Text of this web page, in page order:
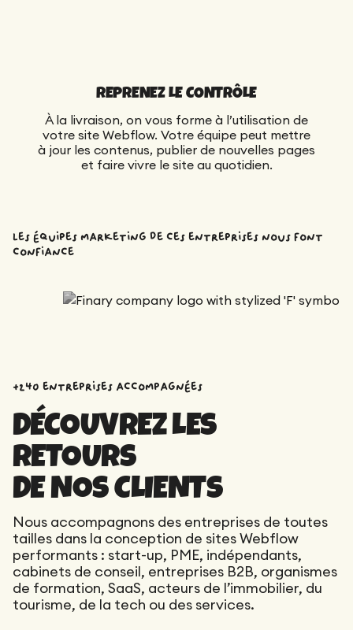
REPRENEZ LE CONTRÔLE
À la livraison, on vous forme à l’utilisation de
votre site Webflow. Votre équipe peut mettre
à jour les contenus, publier de nouvelles pages
et faire vivre le site au quotidien.
Les équipes marketing de ces entreprises nous font
confiance
+240 entreprises accompagnées
DÉCOUVREZ LES
RETOURS
DE NOS CLIENTS
Nous accompagnons des entreprises de toutes
tailles dans la conception de sites Webflow
performants : start-up, PME, indépendants,
cabinets de conseil, entreprises B2B, organismes
de formation, SaaS, acteurs de l’immobilier, du
tourisme, de la tech ou des services.